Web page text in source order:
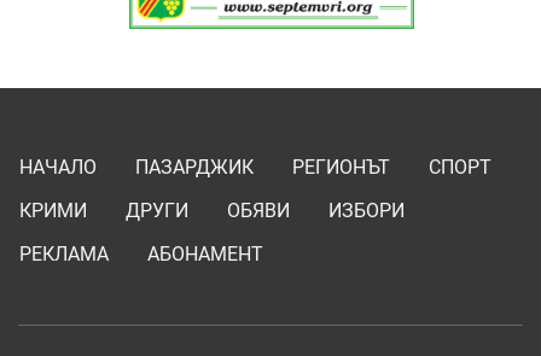
НАЧАЛО ПАЗАРДЖИК РЕГИОНЪТ
СПОРТ
КРИМИ
ДРУГИ ОБЯВИ
ИЗБОРИ
РЕКЛАМА
АБОНАМЕНТ